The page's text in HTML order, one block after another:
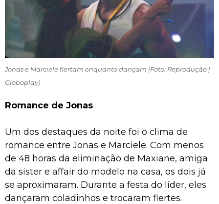
Jonas e Marciele flertam enquanto dançam (Foto: Reprodução |
Globoplay)
Romance de Jonas
Um dos destaques da noite foi o clima de
romance entre Jonas e Marciele. Com menos
de 48 horas da eliminação de Maxiane, amiga
da sister e affair do modelo na casa, os dois já
se aproximaram. Durante a festa do líder, eles
dançaram coladinhos e trocaram flertes.